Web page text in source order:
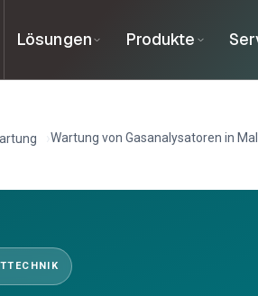
Lösungen Produkte
Wartung von Gasanalysatoren in